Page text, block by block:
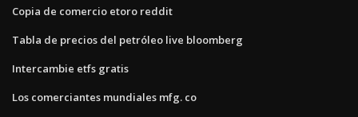
Copia de comercio etoro reddit
Tabla de precios del petróleo live bloomberg
Intercambie etfs gratis
Los comerciantes mundiales mfg. co